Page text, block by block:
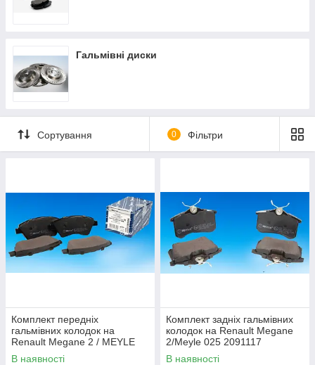
Гальмівні диски
Сортування 0 Фільтри
Комплект передніх
гальмівних колодок на
Renault Megane 2 / MEYLE
025 239 3018
В наявності
Комплект задніх гальмівних
колодок на Renault Megane
2/Meyle 025 2091117
В наявності